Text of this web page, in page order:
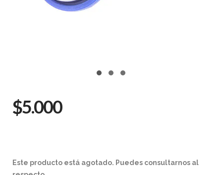
$5.000
Este producto está agotado. Puedes consultarnos al